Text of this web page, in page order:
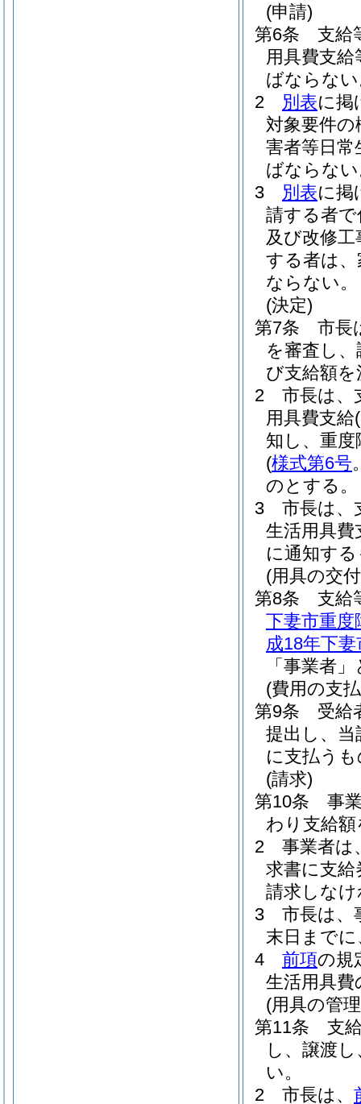
(申請)
第6条
支給
用具費支給
ばならな
2
別表に掲
対象要件
害者等日常
ばならな
3
別表に掲
請する者
及び改修
する者は、
ならない。
(決定)
第7条
市長
を審査し、
び支給額
2
市長は、
用具費支給
知し、重度
(様式第6号
のとする。
3
市長は、
生活用具費
に通知す
(用具の交
第8条
支給
下妻市重度
成18年下
「事業者
(費用の支
第9条
受給
提出し、
に支払う
(請求)
第10条
事
わり支給
2
事業者は
求書に支
請求しな
3
市長は、
末日まで
4
前項の規
生活用具
(用具の管
第11条
支
し、譲渡
い。
2
市長は、